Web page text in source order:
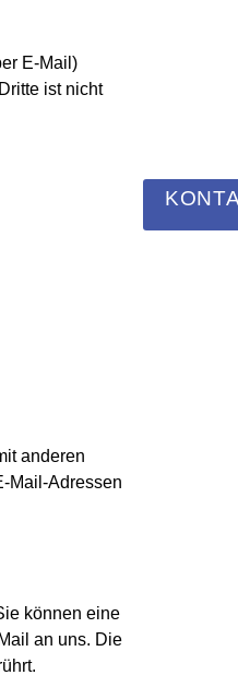
E-Mail)
ist nicht
anderen
Mail-Adressen
können eine
an uns. Die